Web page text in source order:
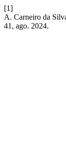
[1]
A. Carneiro da
41, ago. 2024.